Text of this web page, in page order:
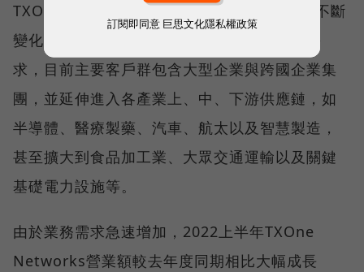
TXOne Networks身為OT零信任廠商，因應不斷
變化的資安威脅情勢提供解決方案滿足企業需
求，目前主要客戶群包含大型企業與跨國企業集
團，並延伸進入各產業上、中、下游供應鏈，如
半導體、醫療製藥、汽車、航太以及智慧製造，
甚至擴大到食品加工業、大眾交通運輸以及關鍵
基礎電力設施等。
由於業務需求急速增加，2022上半年TXOne
Networks營業額較去年度同期相比大幅成長
訂閱即同意 巨思文化隱私權政策